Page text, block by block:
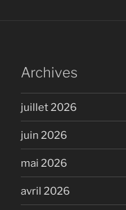
Archives
juillet 2026
juin 2026
mai 2026
avril 2026